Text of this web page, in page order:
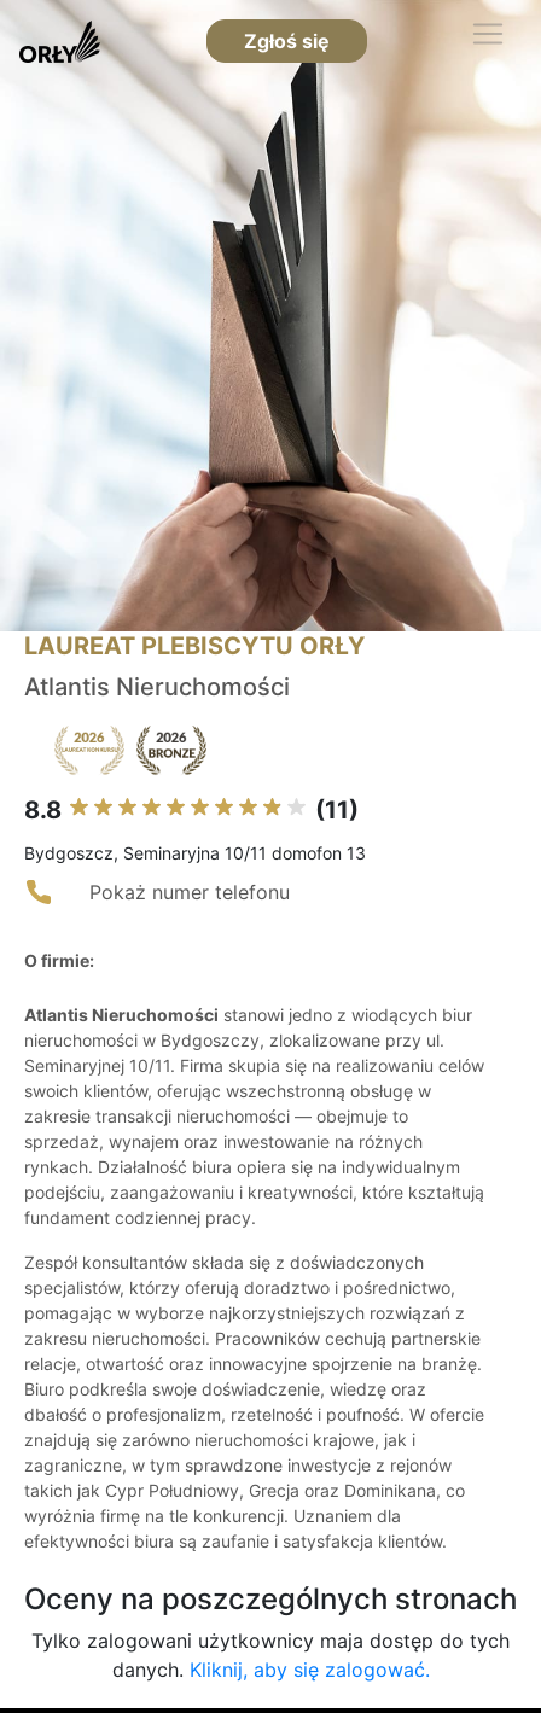
Zgłoś się
LAUREAT PLEBISCYTU ORŁY
Atlantis Nieruchomości
8.8 (11)
Bydgoszcz, Seminaryjna 10/11 domofon 13
Pokaż numer telefonu
O firmie:
Atlantis Nieruchomości stanowi jedno z wiodących biur
nieruchomości w Bydgoszczy, zlokalizowane przy ul.
Seminaryjnej 10/11. Firma skupia się na realizowaniu celów
swoich klientów, oferując wszechstronną obsługę w
zakresie transakcji nieruchomości — obejmuje to
sprzedaż, wynajem oraz inwestowanie na różnych
rynkach. Działalność biura opiera się na indywidualnym
podejściu, zaangażowaniu i kreatywności, które kształtują
fundament codziennej pracy.
Zespół konsultantów składa się z doświadczonych
specjalistów, którzy oferują doradztwo i pośrednictwo,
pomagając w wyborze najkorzystniejszych rozwiązań z
zakresu nieruchomości. Pracowników cechują partnerskie
relacje, otwartość oraz innowacyjne spojrzenie na branżę.
Biuro podkreśla swoje doświadczenie, wiedzę oraz
dbałość o profesjonalizm, rzetelność i poufność. W ofercie
znajdują się zarówno nieruchomości krajowe, jak i
zagraniczne, w tym sprawdzone inwestycje z rejonów
takich jak Cypr Południowy, Grecja oraz Dominikana, co
wyróżnia firmę na tle konkurencji. Uznaniem dla
efektywności biura są zaufanie i satysfakcja klientów.
Oceny na poszczególnych stronach
Tylko zalogowani użytkownicy maja dostęp do tych
danych. Kliknij, aby się zalogować.